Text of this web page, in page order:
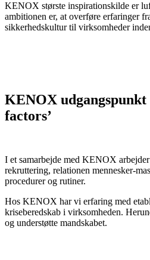
KENOX største inspirationskilde er
ambitionen er, at overføre erfaringer
sikkerhedskultur til virksomheder
KENOX udgangspunkt
factors’
I et samarbejde med KENOX
rekruttering, relationen mennesker-
procedurer og rutiner.
Hos KENOX har vi erfaring med
kriseberedskab i virksomheden.
og understøtte mandskabet.